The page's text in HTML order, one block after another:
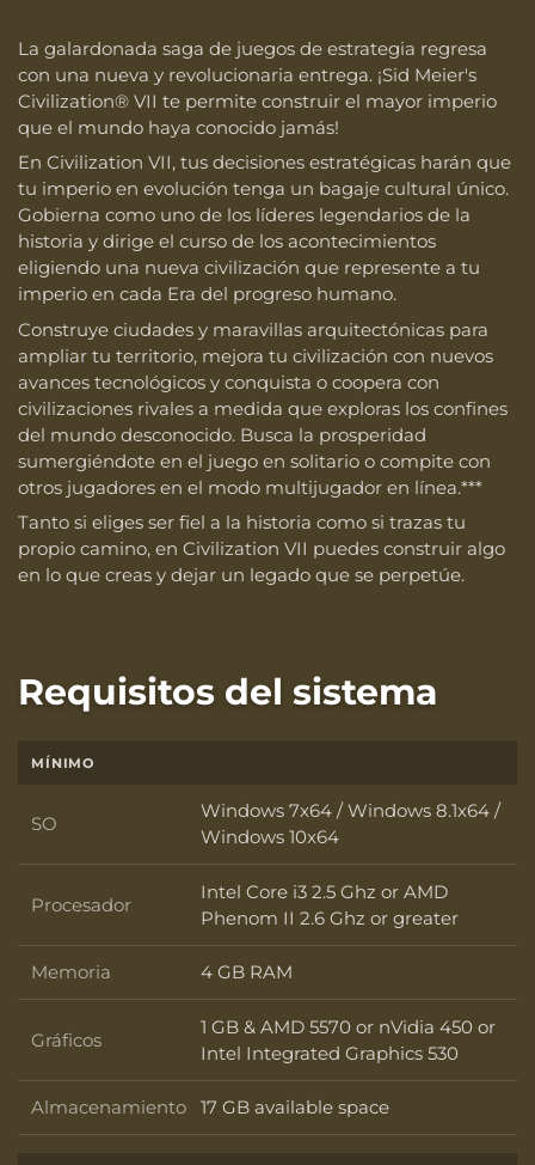
La galardonada saga de juegos de estrategia regresa
con una nueva y revolucionaria entrega. ¡Sid Meier's
Civilization® VII te permite construir el mayor imperio
que el mundo haya conocido jamás!
En Civilization VII, tus decisiones estratégicas harán que
tu imperio en evolución tenga un bagaje cultural único.
Gobierna como uno de los líderes legendarios de la
historia y dirige el curso de los acontecimientos
eligiendo una nueva civilización que represente a tu
imperio en cada Era del progreso humano.
Construye ciudades y maravillas arquitectónicas para
ampliar tu territorio, mejora tu civilización con nuevos
avances tecnológicos y conquista o coopera con
civilizaciones rivales a medida que exploras los confines
del mundo desconocido. Busca la prosperidad
sumergiéndote en el juego en solitario o compite con
otros jugadores en el modo multijugador en línea.***
Tanto si eliges ser fiel a la historia como si trazas tu
propio camino, en Civilization VII puedes construir algo
en lo que creas y dejar un legado que se perpetúe.
Requisitos del sistema
MÍNIMO
SO SO
Windows 7x64 / Windows 8.1x64 /
Windows 10x64
Procesador Procesador
Intel Core i3 2.5 Ghz or AMD
Phenom II 2.6 Ghz or greater
Memoria Memoria
4 GB RAM
Gráficos Gráficos
1 GB & AMD 5570 or nVidia 450 or
Intel Integrated Graphics 530
Almacenamiento Almacenamiento
17 GB available space